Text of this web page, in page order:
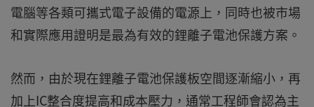
電腦等各類可攜式電子設備的電源上，同時也被市場
和實際應用證明是最為有效的鋰離子電池保護方案。
然而，由於現在鋰離子電池保護板空間逐漸縮小，再
加上IC整合度提高和成本壓力，通常工程師會認為主